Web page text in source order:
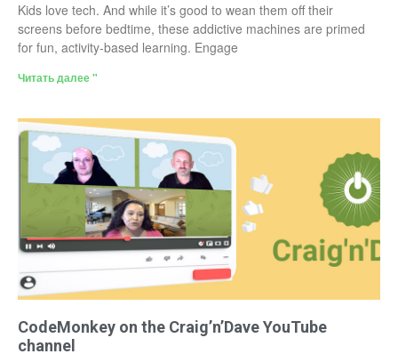
Kids love tech. And while it’s good to wean them off their
screens before bedtime, these addictive machines are primed
for fun, activity-based learning. Engage
Читать далее "
CodeMonkey on the Craig’n’Dave YouTube
channel